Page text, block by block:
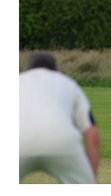
कंप्यूटिंग से संबंधी
कंप्यूटिंग सम्भंदि
cloud computing?
सेवा के माध्यम से